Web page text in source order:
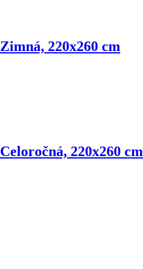
Zimná, 220x260 cm
Celoročná, 220x260 cm